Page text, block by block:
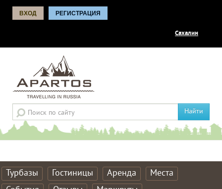
ВХОД РЕГИСТРАЦИЯ
Сахалин
Найти
Турбазы Гостиницы Аренда
Места